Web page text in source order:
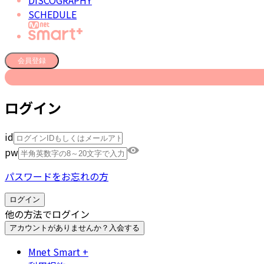
SCHEDULE
会員登録
ログイン
id
pw
パスワードをお忘れの方
ログイン
他の方法でログイン
アカウントがありませんか？ 入会する
Mnet Smart +